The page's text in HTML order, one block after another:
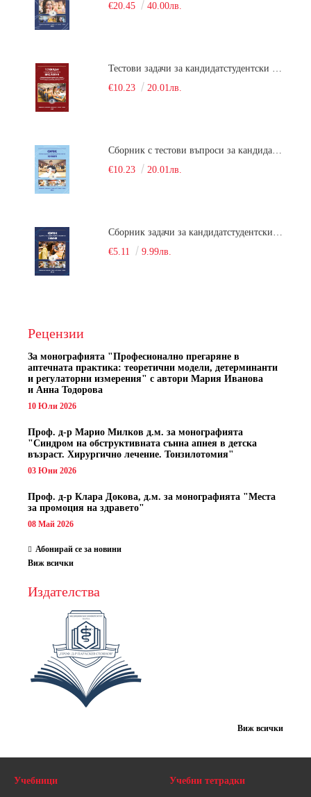
€20.45
40.00лв.
Тестови задачи за кандидатстудентски изпит по биология. Сборник
€10.23
20.01лв.
Сборник с тестови въпроси за кандидатстудентски изпит по химия. 2022
€10.23
20.01лв.
Сборник задачи за кандидатстудентски изпит по химия
€5.11
9.99лв.
Рецензии
За монографията "Професионално прегаряне в
аптечната практика: теоретични модели, детерминанти
и регулаторни измерения" с автори Мария Иванова
и Анна Тодорова
10 Юли 2026
Проф. д-р Марио Милков д.м. за монографията
"Синдром на обструктивната сънна апнея в детска
възраст. Хирургично лечение. Тонзилотомия"
03 Юни 2026
Проф. д-р Клара Докова, д.м. за монографията "Места
за промоция на здравето"
08 Май 2026
Абонирай се за новини
Виж всички
Издателства
Виж всички
Учебници Учебни тетрадки